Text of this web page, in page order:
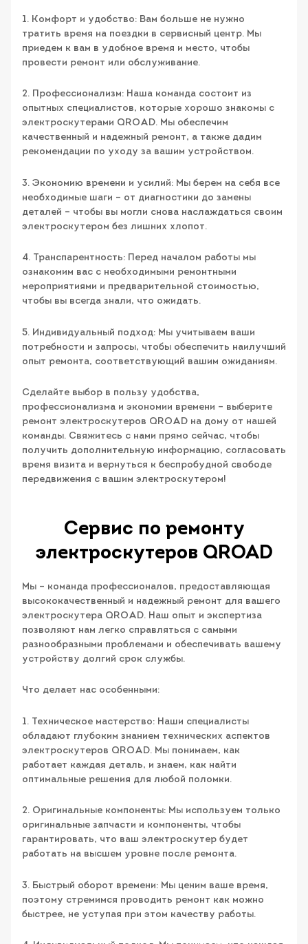
1. Комфорт и удобство: Вам больше не нужно
тратить время на поездки в сервисный центр. Мы
приедем к вам в удобное время и место, чтобы
провести ремонт или обслуживание.
2. Профессионализм: Наша команда состоит из
опытных специалистов, которые хорошо знакомы с
электроскутерами QROAD. Мы обеспечим
качественный и надежный ремонт, а также дадим
рекомендации по уходу за вашим устройством.
3. Экономию времени и усилий: Мы берем на себя все
необходимые шаги – от диагностики до замены
деталей – чтобы вы могли снова наслаждаться своим
электроскутером без лишних хлопот.
4. Транспарентность: Перед началом работы мы
ознакомим вас с необходимыми ремонтными
мероприятиями и предварительной стоимостью,
чтобы вы всегда знали, что ожидать.
5. Индивидуальный подход: Мы учитываем ваши
потребности и запросы, чтобы обеспечить наилучший
опыт ремонта, соответствующий вашим ожиданиям.
Сделайте выбор в пользу удобства,
профессионализма и экономии времени – выберите
ремонт электроскутеров QROAD на дому от нашей
команды. Свяжитесь с нами прямо сейчас, чтобы
получить дополнительную информацию, согласовать
время визита и вернуться к беспробудной свободе
передвижения с вашим электроскутером!
Сервис по ремонту
электроскутеров QROAD
Мы – команда профессионалов, предоставляющая
высококачественный и надежный ремонт для вашего
электроскутера QROAD. Наш опыт и экспертиза
позволяют нам легко справляться с самыми
разнообразными проблемами и обеспечивать вашему
устройству долгий срок службы.
Что делает нас особенными:
1. Техническое мастерство: Наши специалисты
обладают глубоким знанием технических аспектов
электроскутеров QROAD. Мы понимаем, как
работает каждая деталь, и знаем, как найти
оптимальные решения для любой поломки.
2. Оригинальные компоненты: Мы используем только
оригинальные запчасти и компоненты, чтобы
гарантировать, что ваш электроскутер будет
работать на высшем уровне после ремонта.
3. Быстрый оборот времени: Мы ценим ваше время,
поэтому стремимся проводить ремонт как можно
быстрее, не уступая при этом качеству работы.